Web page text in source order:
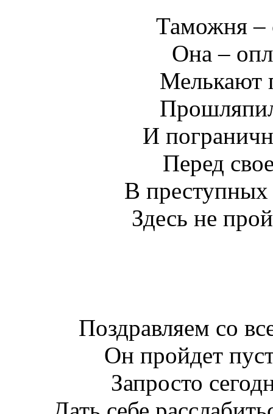
Таможня –
Она –
Мелькают
И
Перед
В преступных
Здесь не
Поздравляем со
Он пройдет
Запросто